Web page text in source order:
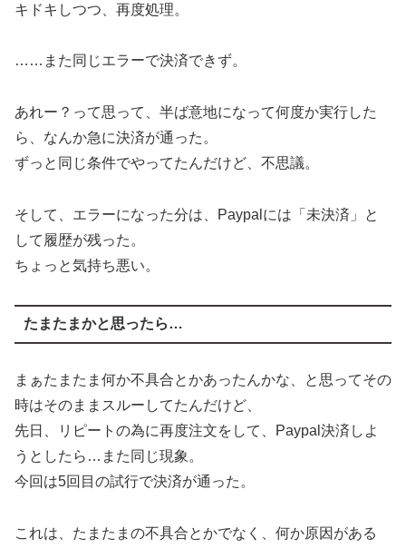
キドキしつつ、再度処理。
……また同じエラーで決済できず。
あれー？って思って、半ば意地になって何度か実行した
ら、なんか急に決済が通った。
ずっと同じ条件でやってたんだけど、不思議。
そして、エラーになった分は、Paypalには「未決済」と
して履歴が残った。
ちょっと気持ち悪い。
たまたまかと思ったら…
まぁたまたま何か不具合とかあったんかな、と思ってその
時はそのままスルーしてたんだけど、
先日、リピートの為に再度注文をして、Paypal決済しよ
うとしたら…また同じ現象。
今回は5回目の試行で決済が通った。
これは、たまたまの不具合とかでなく、何か原因がある